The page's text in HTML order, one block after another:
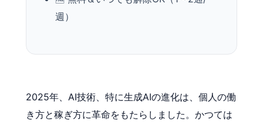
週）
2025年、AI技術、特に生成AIの進化は、個人の働
き方と稼ぎ方に革命をもたらしました。かつては